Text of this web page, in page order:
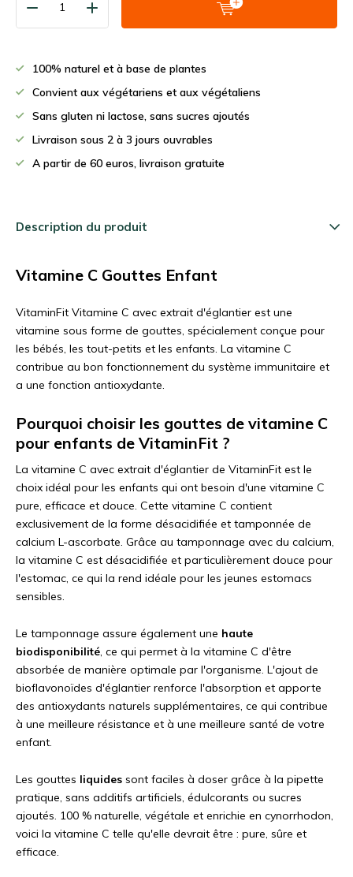
100% naturel et à base de plantes
Convient aux végétariens et aux végétaliens
Sans gluten ni lactose, sans sucres ajoutés
Livraison sous 2 à 3 jours ouvrables
A partir de 60 euros, livraison gratuite
Description du produit
Vitamine C Gouttes Enfant
VitaminFit Vitamine C avec extrait d'églantier est une
vitamine sous forme de gouttes, spécialement conçue pour
les bébés, les tout-petits et les enfants. La vitamine C
contribue au bon fonctionnement du système immunitaire et
a une fonction antioxydante.
Pourquoi choisir les gouttes de vitamine C
pour enfants de VitaminFit ?
La vitamine C avec extrait d'églantier de VitaminFit est le
choix idéal pour les enfants qui ont besoin d'une vitamine C
pure, efficace et douce. Cette vitamine C contient
exclusivement de la forme désacidifiée et tamponnée de
calcium L-ascorbate. Grâce au tamponnage avec du calcium,
la vitamine C est désacidifiée et particulièrement douce pour
l'estomac, ce qui la rend idéale pour les jeunes estomacs
sensibles.
Le tamponnage assure également une haute
biodisponibilité, ce qui permet à la vitamine C d'être
absorbée de manière optimale par l'organisme. L'ajout de
bioflavonoïdes d'églantier renforce l'absorption et apporte
des antioxydants naturels supplémentaires, ce qui contribue
à une meilleure résistance et à une meilleure santé de votre
enfant.
Les gouttes liquides sont faciles à doser grâce à la pipette
pratique, sans additifs artificiels, édulcorants ou sucres
ajoutés. 100 % naturelle, végétale et enrichie en cynorrhodon,
voici la vitamine C telle qu'elle devrait être : pure, sûre et
efficace.